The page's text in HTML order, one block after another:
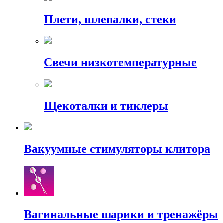
Плети, шлепалки, стеки
Свечи низкотемпературные
Щекоталки и тиклеры
Вакуумные стимуляторы клитора
Вагинальные шарики и тренажёры